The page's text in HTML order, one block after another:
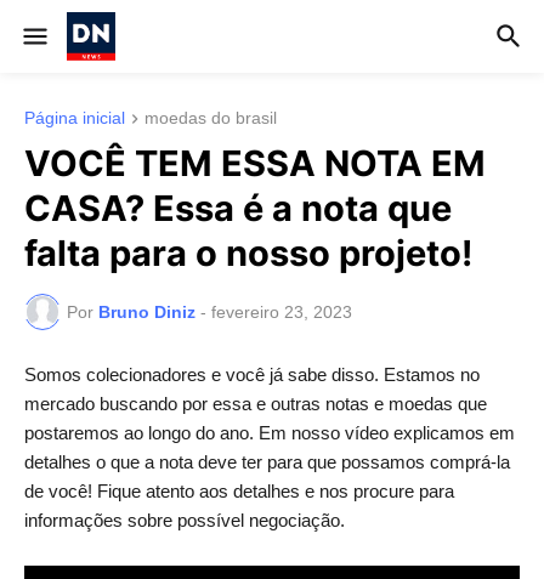
Página inicial moedas do brasil
VOCÊ TEM ESSA NOTA EM
CASA? Essa é a nota que
falta para o nosso projeto!
Por Bruno Diniz - fevereiro 23, 2023
Somos colecionadores e você já sabe disso. Estamos no
mercado buscando por essa e outras notas e moedas que
postaremos ao longo do ano. Em nosso vídeo explicamos em
detalhes o que a nota deve ter para que possamos comprá-la
de você! Fique atento aos detalhes e nos procure para
informações sobre possível negociação.